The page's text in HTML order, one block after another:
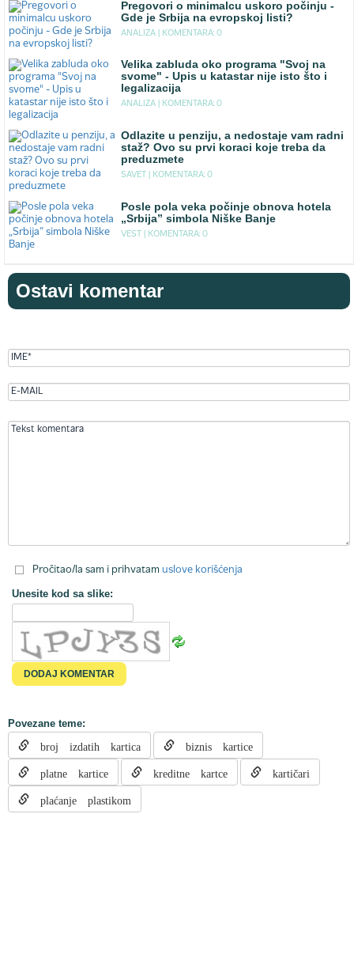
Pregovori o minimalcu uskoro počinju -
Gde je Srbija na evropskoj listi?
ANALIZA | KOMENTARA: 0
Velika zabluda oko programa "Svoj na
svome" - Upis u katastar nije isto što i
legalizacija
ANALIZA | KOMENTARA: 0
Odlazite u penziju, a nedostaje vam radni
staž? Ovo su prvi koraci koje treba da
preduzmete
SAVET | KOMENTARA: 0
Posle pola veka počinje obnova hotela
„Srbija” simbola Niške Banje
VEST | KOMENTARA: 0
Ostavi komentar
Pročitao/la sam i prihvatam uslove korišćenja
Unesite kod sa slike:
Povezane teme:
broj izdatih kartica biznis kartice
platne kartice kreditne kartce kartičari
plaćanje plastikom